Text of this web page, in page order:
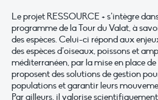
Le projet RESSOURCE + s’intègre
programme de la Tour du Valat, à
des espèces. Celui-ci répond aux
des espèces d’oiseaux, poissons et
méditerranéen, par la mise en place
proposent des solutions de gestion
populations et garantir leurs
Par ailleurs, il valorise